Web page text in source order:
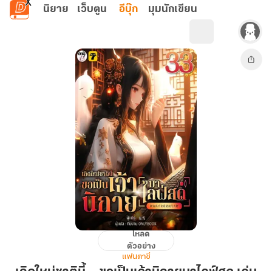
ข้ามไปยังเนื้อหาหลัก
นิยาย เว็บตูน อีบุ๊ก มุมนักเขียน
ชาติ
โหลด
ตัวอย่าง
แฟนตาซี